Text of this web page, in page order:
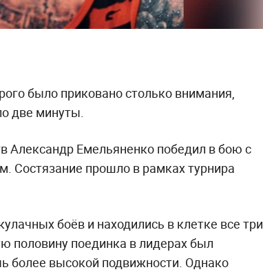
было приковано столько внимания,
две минуты.
Александр Емельяненко победил в бою с
Состязание прошло в рамках турнира
боёв и находились в клетке все три
половину поединка в лидерах был
более высокой подвижности. Однако